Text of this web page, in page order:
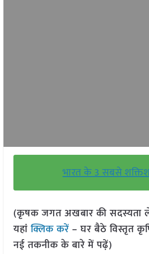
भारत के 3 सबसे
(कृषक जगत अखबार की सदस्यता
यहांक्लिक करें– घर बैठे विस्तृत
नई तकनीक के बारे में पढ़ें)